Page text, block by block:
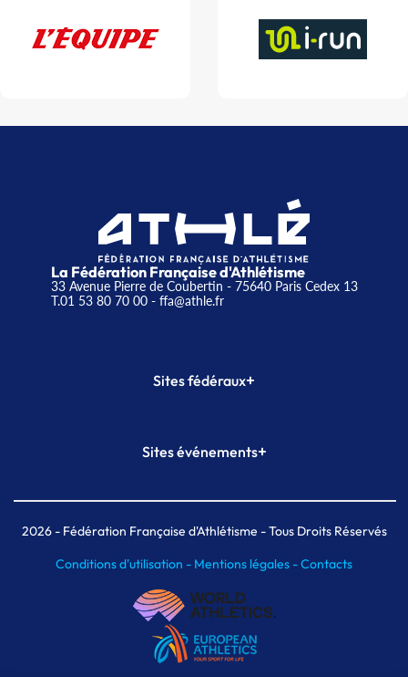
La Fédération Française d'Athlétisme
33 Avenue Pierre de Coubertin - 75640 Paris Cedex 13
T.01 53 80 70 00- ffa@athle.fr
Sites fédéraux+
Plateforme Formation
Sites événements+
Meeting de Paris indoor
MAIF Ekiden de Paris
2026- Fédération Française d'Athlétisme - Tous Droits Réservés
Conditions d'utilisation - Mentions légales -Contacts